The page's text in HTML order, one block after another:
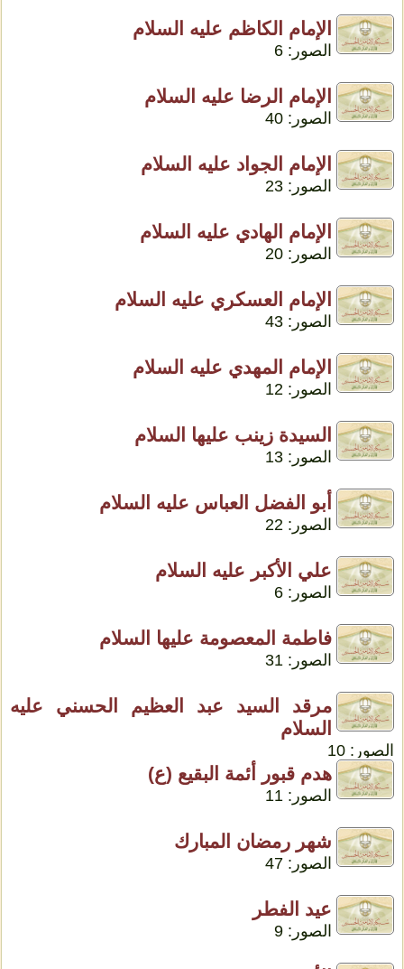
الإمام الكاظم عليه السلام
الصور: 6
الإمام الرضا عليه السلام
الصور: 40
الإمام الجواد عليه السلام
الصور: 23
الإمام الهادي عليه السلام
الصور: 20
الإمام العسكري عليه السلام
الصور: 43
الإمام المهدي عليه السلام
الصور: 12
السيدة زينب عليها السلام
الصور: 13
أبو الفضل العباس عليه السلام
الصور: 22
علي الأكبر عليه السلام
الصور: 6
فاطمة المعصومة عليها السلام
الصور: 31
مرقد السيد عبد العظيم الحسني عليه
السلام
الصور: 10
هدم قبور أئمة البقيع (ع)
الصور: 11
شهر رمضان المبارك
الصور: 47
عيد الفطر
الصور: 9